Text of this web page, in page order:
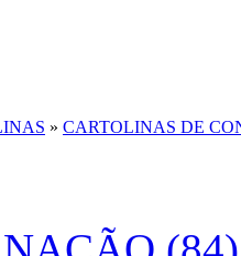
» CARTOLINAS DE